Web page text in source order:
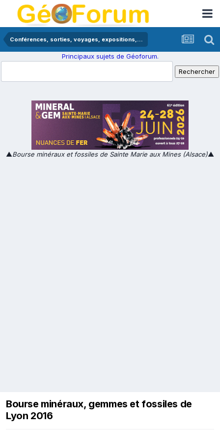
Conférences, sorties, voyages, expositions,...
Principaux sujets de Géoforum.
▲Bourse minéraux et fossiles de Sainte Marie aux Mines (Alsace)▲
Bourse minéraux, gemmes et fossiles de
Lyon 2016